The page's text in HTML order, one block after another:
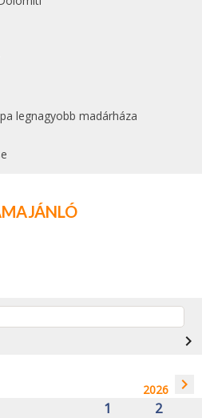
legnagyobb madárháza
navigate_next
2026 navigate_next
1
2